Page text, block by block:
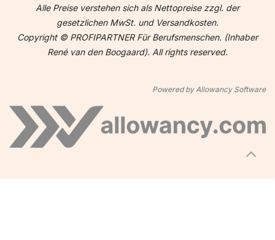
Alle Preise verstehen sich als Nettopreise zzgl. der
gesetzlichen MwSt. und Versandkosten.
Copyright © PROFIPARTNER Für Berufsmenschen. (Inhaber
René van den Boogaard). All rights reserved.
Powered by Allowancy Software